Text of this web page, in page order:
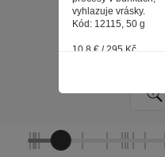
vyhlazuje vrásky.
Kód: 12115, 50 g
10,8 € / 295 Kč